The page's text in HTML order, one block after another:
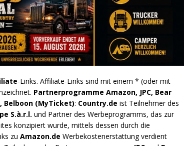
-Links. Affiliate-Links sind mit einem * (oder mit
Partnerprogramme Amazon, JPC, Bear
Belboon (MyTicket): Country.de ist Teilnehmer des
S.à.r.l. und Partner des Werbeprogramms, das zur
konzipiert wurde, mittels dessen durch die
zu Amazon.de Werbekostenerstattung verdient